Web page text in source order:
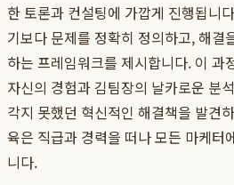
한 토론과 컨설팅에 가깝게 진행됩니
기보다 문제를 정확히 정의하고, 해결
하는 프레임워크를 제시합니다. 이 과
자신의 경험과 김팀장의 날카로운 분
각지 못했던 혁신적인 해결책을 발견
육은 직급과 경력을 떠나 모든 마케터
니다.